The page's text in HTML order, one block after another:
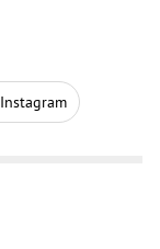
Instagram